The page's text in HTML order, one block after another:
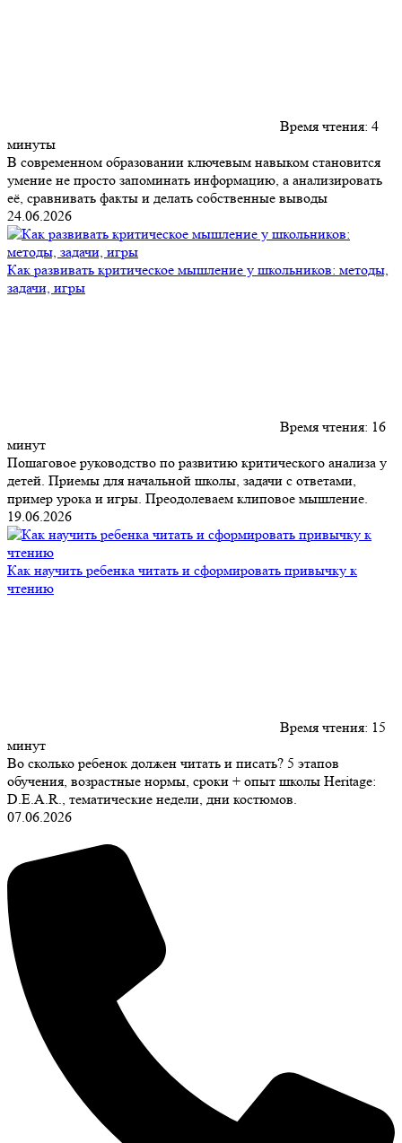
Время чтения: 4
минуты
В современном образовании ключевым навыком становится
умение не просто запоминать информацию, а анализировать
её, сравнивать факты и делать собственные выводы
24.06.2026
Как развивать критическое мышление у школьников: методы,
задачи, игры
Время чтения: 16
минут
Пошаговое руководство по развитию критического анализа у
детей. Приемы для начальной школы, задачи с ответами,
пример урока и игры. Преодолеваем клиповое мышление.
19.06.2026
Как научить ребенка читать и сформировать привычку к
чтению
Время чтения: 15
минут
Во сколько ребенок должен читать и писать? 5 этапов
обучения, возрастные нормы, сроки + опыт школы Heritage:
D.E.A.R., тематические недели, дни костюмов.
07.06.2026